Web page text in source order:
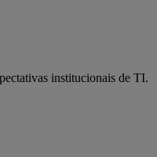
institucionais de TI.